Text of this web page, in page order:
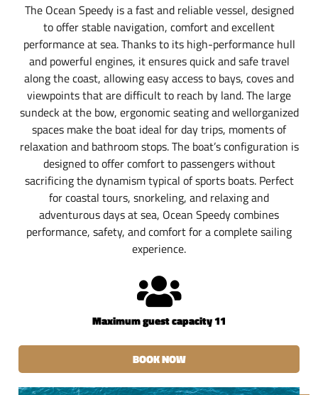
The Ocean Speedy is a fast and reliable vessel, designed
to offer stable navigation, comfort and excellent
performance at sea. Thanks to its high-performance hull
and powerful engines, it ensures quick and safe travel
along the coast, allowing easy access to bays, coves and
viewpoints that are difficult to reach by land. The large
sundeck at the bow, ergonomic seating and wellorganized
spaces make the boat ideal for day trips, moments of
relaxation and bathroom stops. The boat’s configuration is
designed to offer comfort to passengers without
sacrificing the dynamism typical of sports boats. Perfect
for coastal tours, snorkeling, and relaxing and
adventurous days at sea, Ocean Speedy combines
performance, safety, and comfort for a complete sailing
experience.
Maximum guest capacity 11
BOOK NOW